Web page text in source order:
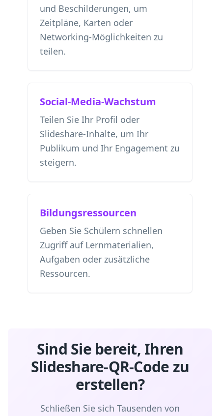
und Beschilderungen, um
Zeitpläne, Karten oder
Networking-Möglichkeiten zu
teilen.
Social-Media-Wachstum
Teilen Sie Ihr Profil oder
Slideshare-Inhalte, um Ihr
Publikum und Ihr Engagement zu
steigern.
Bildungsressourcen
Geben Sie Schülern schnellen
Zugriff auf Lernmaterialien,
Aufgaben oder zusätzliche
Ressourcen.
Sind Sie bereit, Ihren
Slideshare-QR-Code zu
erstellen?
Schließen Sie sich Tausenden von